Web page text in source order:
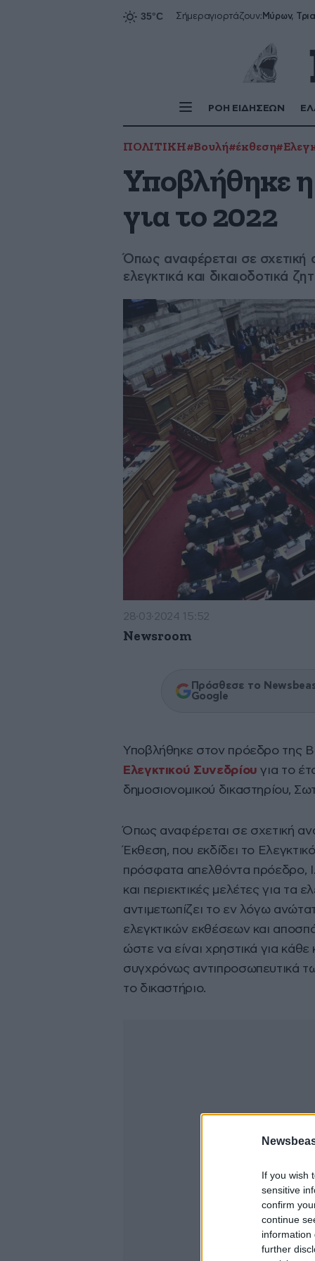
If you wish
sensitive
confirm
continue
information
further
Σήμεραγιορτάζουν:
ΡΟΗ ΕΙΔΗΣΕΩΝ
ΠΟΛΙΤΙΚΗ#Βουλή#έκθεση
Υποβλήθηκε
για το 2022
Όπως αναφέρεται σε σχετική
ελεγκτικά και δικαιοδοτικά
28·03·2024 15:52
Newsroom
Πρόσθεσε το
Google
Υποβλήθηκε στον πρόεδρο της
Ελεγκτικού Συνεδρίου για το
δημοσιονομικού δικαστηρίου,
Όπως αναφέρεται σε σχετική
Έκθεση, που εκδίδει το
πρόσφατα απελθόντα πρόεδρο,
και περιεκτικές μελέτες για τα
αντιμετωπίζει το εν λόγω
ελεγκτικών εκθέσεων και
ώστε να είναι χρηστικά για
συγχρόνως αντιπροσωπευτικά
το δικαστήριο.